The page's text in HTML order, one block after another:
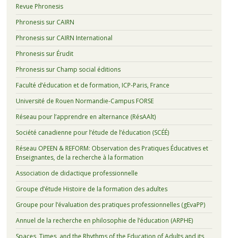
Revue Phronesis
Phronesis sur CAIRN
Phronesis sur CAIRN International
Phronesis sur Érudit
Phronesis sur Champ social éditions
Faculté d’éducation et de formation, ICP-Paris, France
Université de Rouen Normandie-Campus FORSE
Réseau pour l’apprendre en alternance (RésAAlt)
Société canadienne pour l’étude de l’éducation (SCÉÉ)
Réseau OPEEN & REFORM: Observation des Pratiques Éducatives et
Enseignantes, de la recherche à la formation
Association de didactique professionnelle
Groupe d’étude Histoire de la formation des adultes
Groupe pour l’évaluation des pratiques professionnelles (gEvaPP)
Annuel de la recherche en philosophie de l’éducation (ARPHE)
Spaces, Times, and the Rhythms of the Education of Adults and its